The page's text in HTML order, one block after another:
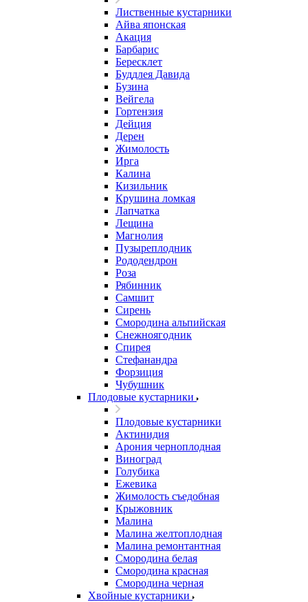
Лиственные кустарники
Айва японская
Акация
Барбарис
Бересклет
Буддлея Давида
Бузина
Вейгела
Гортензия
Дейция
Дерен
Жимолость
Ирга
Калина
Кизильник
Крушина ломкая
Лапчатка
Лещина
Магнолия
Пузыреплодник
Рододендрон
Роза
Рябинник
Самшит
Сирень
Смородина альпийская
Снежноягодник
Спирея
Стефанандра
Форзиция
Чубушник
Плодовые кустарники
Плодовые кустарники
Актинидия
Арония черноплодная
Виноград
Голубика
Ежевика
Жимолость съедобная
Крыжовник
Малина
Малина желтоплодная
Малина ремонтантная
Смородина белая
Смородина красная
Смородина черная
Хвойные кустарники